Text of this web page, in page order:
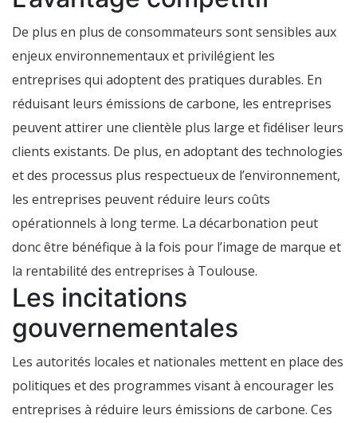
De plus en plus de consommateurs sont sensibles aux
enjeux environnementaux et privilégient les
entreprises qui adoptent des pratiques durables. En
réduisant leurs émissions de carbone, les entreprises
peuvent attirer une clientèle plus large et fidéliser leurs
clients existants. De plus, en adoptant des technologies
et des processus plus respectueux de l’environnement,
les entreprises peuvent réduire leurs coûts
opérationnels à long terme. La décarbonation peut
donc être bénéfique à la fois pour l’image de marque et
la rentabilité des entreprises à Toulouse.
Les incitations
gouvernementales
Les autorités locales et nationales mettent en place des
politiques et des programmes visant à encourager les
entreprises à réduire leurs émissions de carbone. Ces